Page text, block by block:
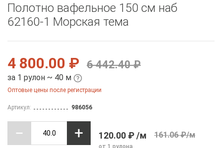
Полотно вафельное 150 см наб
62160-1 Морская тема
4 800.00 ₽ 6 442.40 ₽
за 1 рулон ~ 40 м
Оптовые цены после регистрации
Артикул: 986056
120.00 ₽ /м 161.06 ₽/м
от 1 рулона